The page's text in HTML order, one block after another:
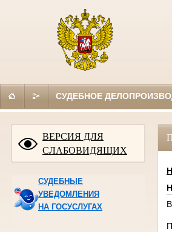
СУДЕБНОЕ
ВЕРСИЯ ДЛЯ
СЛАБОВИДЯЩИХ
СУДЕБНЫЕ
УВЕДОМЛЕНИЯ
НА ГОСУСЛУГАХ